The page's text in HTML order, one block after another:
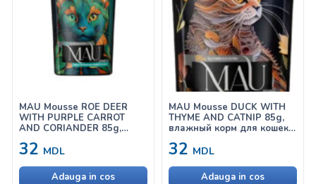
MAU Mousse ROE DEER
WITH PURPLE CARROT
AND CORIANDER 85g,
косулей, фиолетовой
32 MDL
Adauga in cos
MAU Mousse DUCK WITH
THYME AND CATNIP 85g,
влажный корм для кошек с
кошачьей мятой
32 MDL
Adauga in cos